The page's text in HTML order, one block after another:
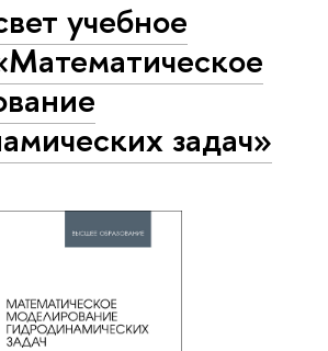
учебное
задач»